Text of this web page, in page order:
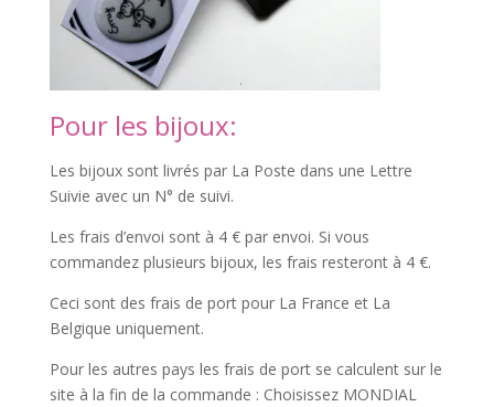
Pour les bijoux:
Les bijoux sont livrés par La Poste dans une Lettre
Suivie avec un N° de suivi.
Les frais d’envoi sont à 4 € par envoi. Si vous
commandez plusieurs bijoux, les frais resteront à 4 €.
Ceci sont des frais de port pour La France et La
Belgique uniquement.
Pour les autres pays les frais de port se calculent sur le
site à la fin de la commande : Choisissez MONDIAL